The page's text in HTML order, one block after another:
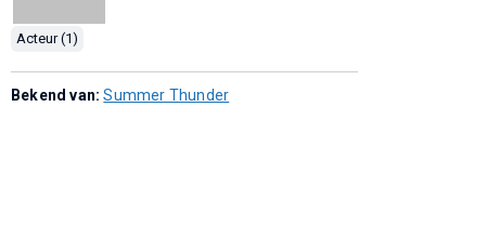
Acteur (1)
Bekend van:Summer Thunder